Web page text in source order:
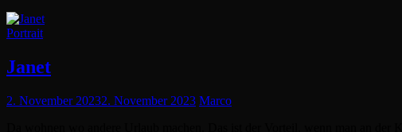
Cat
Portrait
Janet
Posted
2. November 20232. November 2023 Marco